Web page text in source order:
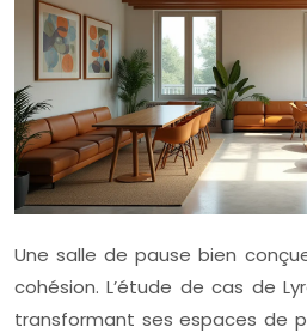
Une salle de pause bien
cohésion. L’étude de cas de
transformant ses espaces de